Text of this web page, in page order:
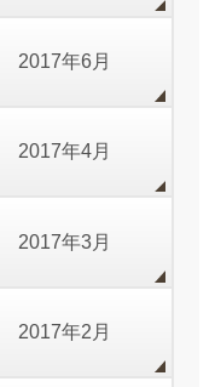
2017年6月
2017年4月
2017年3月
2017年2月